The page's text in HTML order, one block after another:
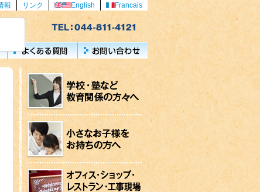
報 リンク English Francais